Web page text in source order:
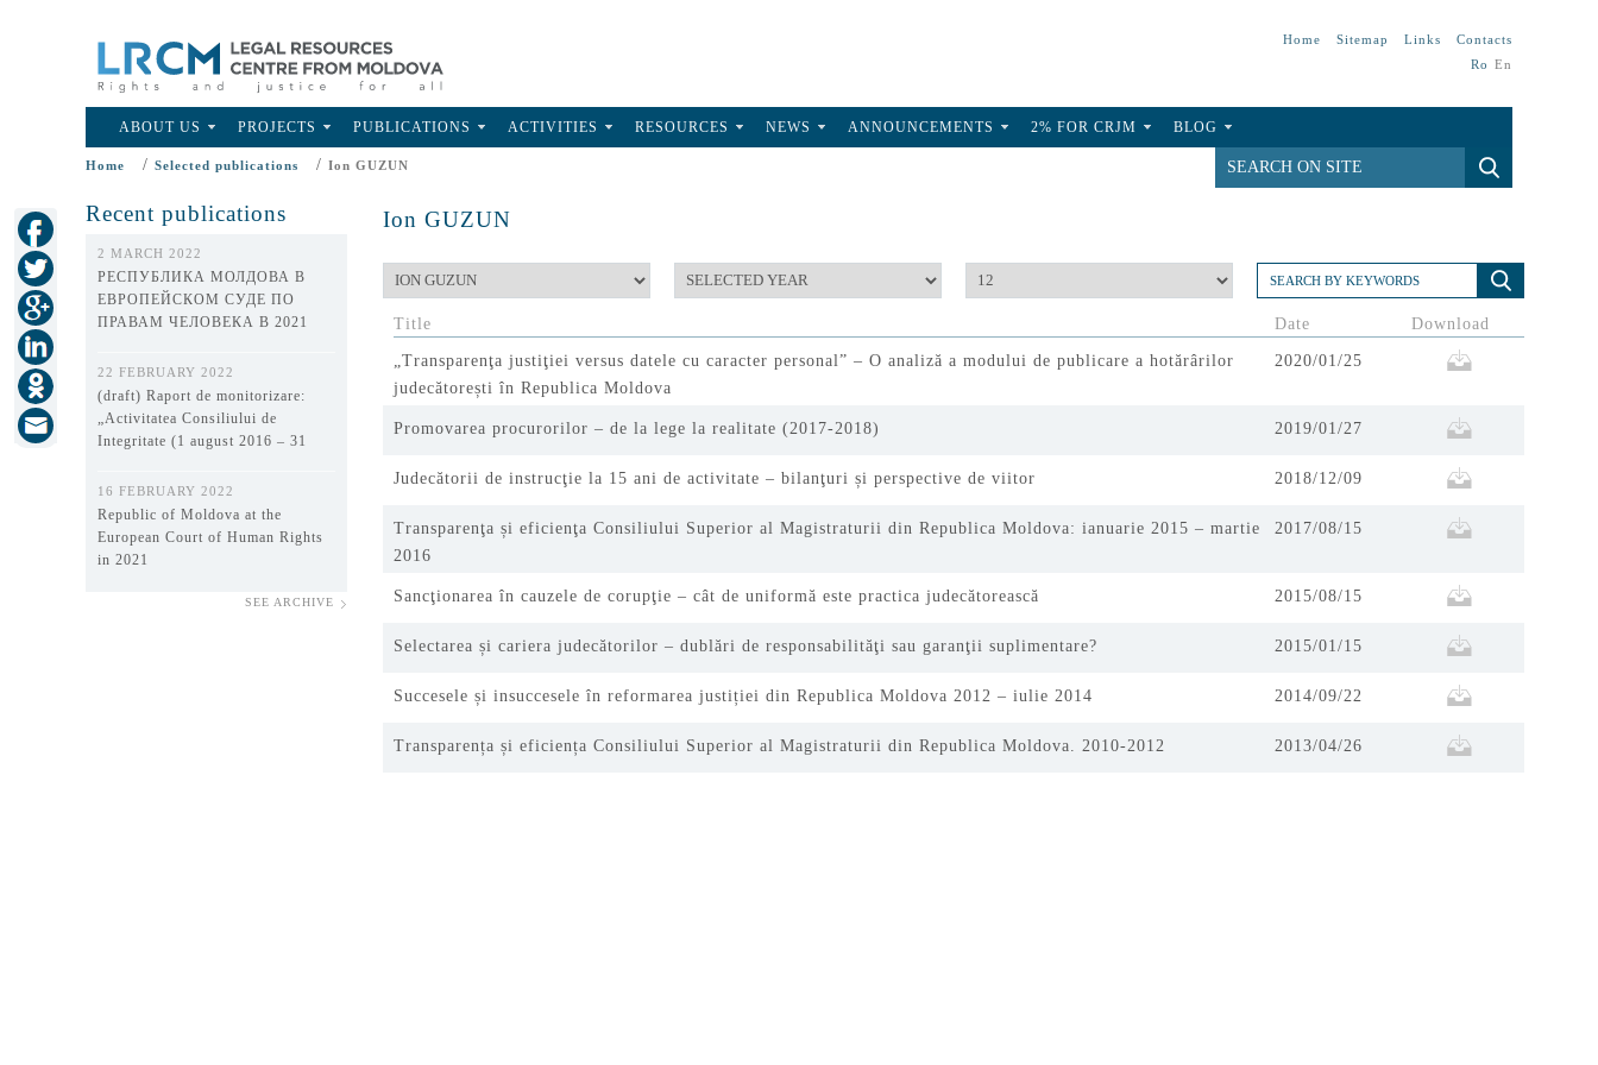
Home Sitemap Links
Contacts
Ro En
ABOUT US PROJECTS PUBLICATIONS ACTIVITIES RESOURCES NEWS ANNOUNCEMENTS 2% FOR CRJM BLOG
Home / Selected publications / Ion GUZUN
Recent publications
2 MARCH 2022
РЕСПУБЛИКА МОЛДОВА В
ЕВРОПЕЙСКОМ СУДЕ ПО
ПРАВАМ ЧЕЛОВЕКА В 2021
22 FEBRUARY 2022
(draft) Raport de monitorizare:
„Activitatea Consiliului de
Integritate (1 august 2016 – 31
16 FEBRUARY 2022
Republic of Moldova at the
European Court of Human Rights
in 2021
SEE ARCHIVE
Ion GUZUN
Title Date Download
„Transparenţa justiţiei versus datele cu caracter personal” – O analiză a modului de publicare a hotărârilor
judecătorești în Republica Moldova
2020/01/25
Promovarea procurorilor – de la lege la realitate (2017-2018) 2019/01/27
Judecătorii de instrucţie la 15 ani de activitate – bilanţuri și perspective de viitor 2018/12/09
Transparenţa și eficienţa Consiliului Superior al Magistraturii din Republica Moldova: ianuarie 2015 – martie
2016
2017/08/15
Sancţionarea în cauzele de corupţie – cât de uniformă este practica judecătorească 2015/08/15
Selectarea și cariera judecătorilor – dublări de responsabilităţi sau garanţii suplimentare? 2015/01/15
Succesele și insuccesele în reformarea justiției din Republica Moldova 2012 – iulie 2014 2014/09/22
Transparența și eficiența Consiliului Superior al Magistraturii din Republica Moldova. 2010-2012 2013/04/26